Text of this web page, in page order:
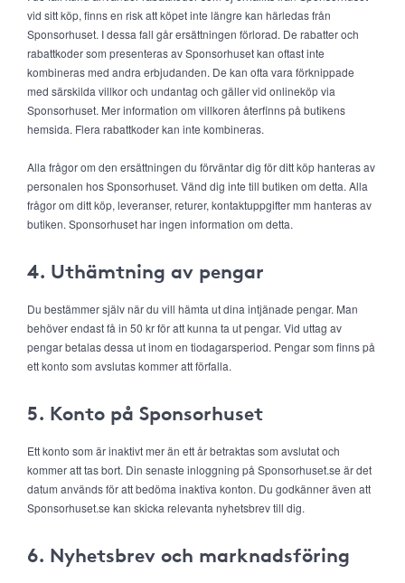
vid sitt köp, finns en risk att köpet inte längre kan härledas från
Sponsorhuset. I dessa fall går ersättningen förlorad. De rabatter och
rabattkoder som presenteras av Sponsorhuset kan oftast inte
kombineras med andra erbjudanden. De kan ofta vara förknippade
med särskilda villkor och undantag och gäller vid onlineköp via
Sponsorhuset. Mer information om villkoren återfinns på butikens
hemsida. Flera rabattkoder kan inte kombineras.
Alla frågor om den ersättningen du förväntar dig för ditt köp hanteras av
personalen hos Sponsorhuset. Vänd dig inte till butiken om detta. Alla
frågor om ditt köp, leveranser, returer, kontaktuppgifter mm hanteras av
butiken. Sponsorhuset har ingen information om detta.
4. Uthämtning av pengar
Du bestämmer själv när du vill hämta ut dina intjänade pengar. Man
behöver endast få in 50 kr för att kunna ta ut pengar. Vid uttag av
pengar betalas dessa ut inom en tiodagarsperiod. Pengar som finns på
ett konto som avslutas kommer att förfalla.
5. Konto på Sponsorhuset
Ett konto som är inaktivt mer än ett år betraktas som avslutat och
kommer att tas bort. Din senaste inloggning på Sponsorhuset.se är det
datum används för att bedöma inaktiva konton. Du godkänner även att
Sponsorhuset.se kan skicka relevanta nyhetsbrev till dig.
6. Nyhetsbrev och marknadsföring